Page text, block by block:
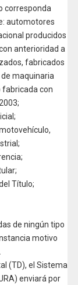
corresponda
automotores
producidos
anterioridad a
fabricados
maquinaria
fabricada con
Título;
de ningún tipo
motivo
(TD), el Sistema
enviará por